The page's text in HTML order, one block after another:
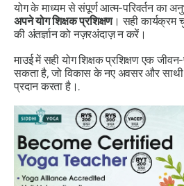
योग के माध्यम से संपूर्ण आत्म-परिवर्तन का
अपने योग शिक्षक प्रशिक्षण। सही
की अंतर्ज्ञान को नज़रअंदाज़ न करें।
माउई में सही योग शिक्षक प्रशिक्षण एक
सकता है, जो विकास के नए अवसर और साथी
प्रदान करता है।.